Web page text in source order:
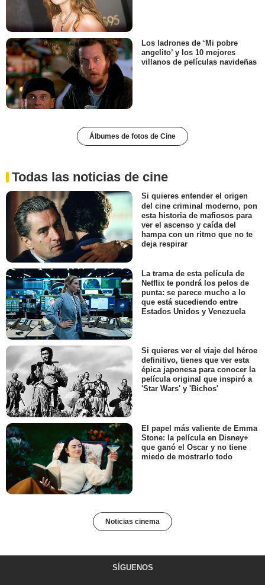
Los ladrones de ‘Mi pobre
angelito’ y los 10 mejores
villanos de películas navideñas
Álbumes de fotos de Cine
Todas las noticias de cine
Si quieres entender el origen
del cine criminal moderno, pon
esta historia de mafiosos para
ver el ascenso y caída del
hampa con un ritmo que no te
deja respirar
La trama de esta película de
Netflix te pondrá los pelos de
punta: se parece mucho a lo
que está sucediendo entre
Estados Unidos y Venezuela
Si quieres ver el viaje del héroe
definitivo, tienes que ver esta
épica japonesa para conocer la
película original que inspiró a
'Star Wars' y 'Bichos'
El papel más valiente de Emma
Stone: la película en Disney+
que ganó el Oscar y no tiene
miedo de mostrarlo todo
Noticias cinema
SÍGUENOS